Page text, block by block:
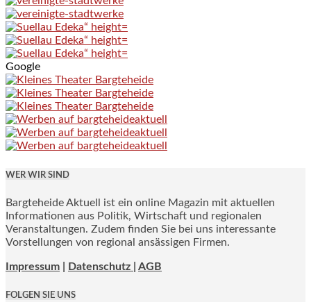
Google
WER WIR SIND
Bargteheide Aktuell ist ein online Magazin mit aktuellen
Informationen aus Politik, Wirtschaft und regionalen
Veranstaltungen. Zudem finden Sie bei uns interessante
Vorstellungen von regional ansässigen Firmen.
Impressum Datenschutz | AGB
FOLGEN SIE UNS